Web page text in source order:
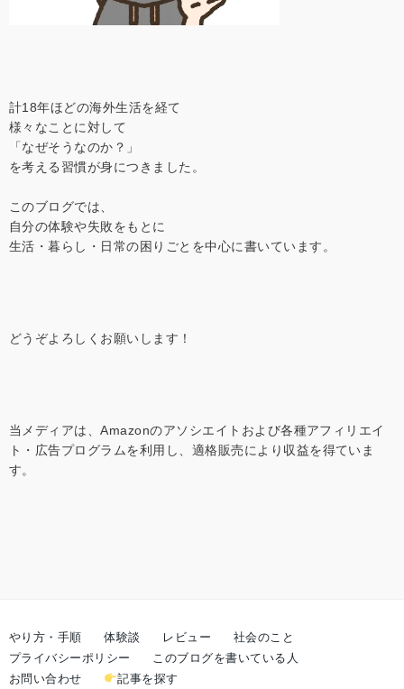
計18年ほどの海外生活を経て
様々なことに対して
「なぜそうなのか？」
を考える習慣が身につきました。
このブログでは、
自分の体験や失敗をもとに
生活・暮らし・日常の困りごとを中心に書いています。
どうぞよろしくお願いします！
当メディアは、Amazonのアソシエイトおよび各種アフィリエイ
ト・広告プログラムを利用し、適格販売により収益を得ていま
す。
やり方・手順 体験談 レビュー
社会のこと
プライバシーポリシー
このブログを書いている人
お問い合わせ
記事を探す